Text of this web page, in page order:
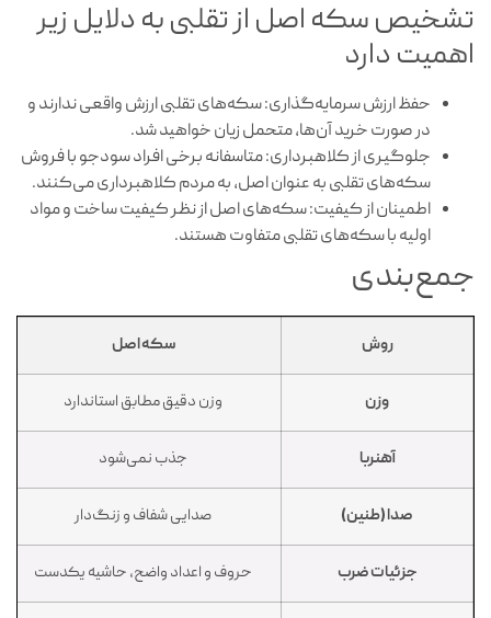
تشخیص سکه اصل از تقلبی به دلایل زیر
اهمیت دارد
حفظ ارزش سرمایه‌گذاری: سکه‌های تقلبی ارزش واقعی ندارند و
در صورت خرید آن‌ها، متحمل زیان خواهید شد.
جلوگیری از کلاهبرداری: متاسفانه برخی افراد سودجو با فروش
سکه‌های تقلبی به عنوان اصل، به مردم کلاهبرداری می‌کنند.
اطمینان از کیفیت: سکه‌های اصل از نظر کیفیت ساخت و مواد
اولیه با سکه‌های تقلبی متفاوت هستند.
جمع‌بندی
روش سکه اصل
وزن وزن دقیق مطابق استاندارد
آهنربا جذب نمی‌شود
صدا (طنین) صدایی شفاف و زنگ‌دار
جزئیات ضرب حروف و اعداد واضح، حاشیه یکدست